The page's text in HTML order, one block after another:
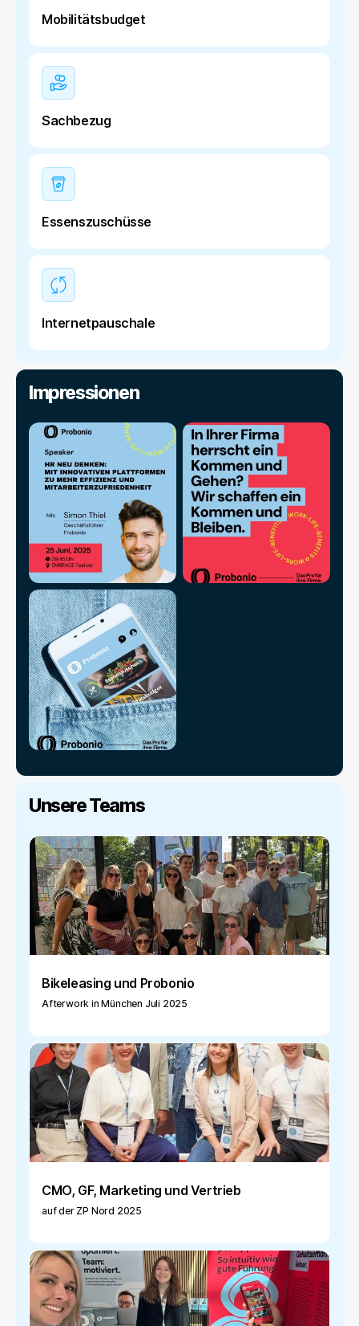
Mobilitätsbudget
Sachbezug
Essenszuschüsse
Internetpauschale
Impressionen
Unsere Teams
Bikeleasing und Probonio
Afterwork in München Juli 2025
CMO, GF, Marketing und Vertrieb
auf der ZP Nord 2025